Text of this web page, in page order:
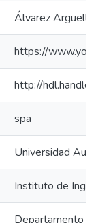
Álvarez
https://
http://
spa
Universidad
Instituto de
Departamento